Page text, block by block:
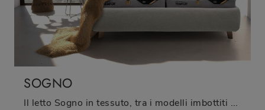
SOGNO
Il letto Sogno in tessuto, tra i modelli imbottiti matrimoniali moderni di Tempur, è ideale per garantirti il relax totale.